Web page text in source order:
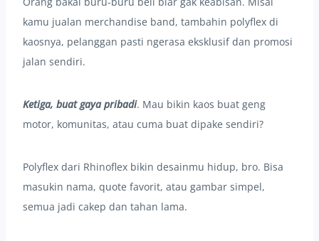
kamu jualan merchandise band, tambahin polyflex di
kaosnya, pelanggan pasti ngerasa eksklusif dan promosi
jalan sendiri.
Ketiga, buat gaya pribadi. Mau bikin kaos buat geng
motor, komunitas, atau cuma buat dipake sendiri?
Polyflex dari Rhinoflex bikin desainmu hidup, bro. Bisa
masukin nama, quote favorit, atau gambar simpel,
semua jadi cakep dan tahan lama.